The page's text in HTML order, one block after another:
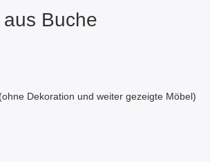
Buche
Dekoration und weiter gezeigte Möbel)